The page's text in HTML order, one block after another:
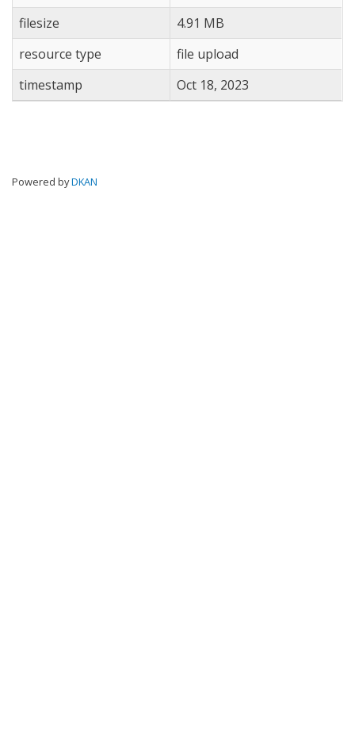
filesize
4.91 MB
resource type
file upload
timestamp
Oct 18, 2023
Powered byDKAN